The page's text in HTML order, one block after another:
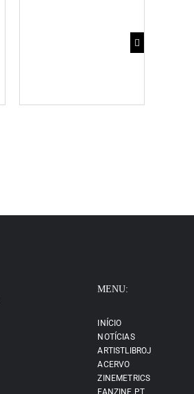
MENU:
INÍCIO
NOTÍCIAS
ARTISTLIBROJ
ACERVO
ZINEMETRICS